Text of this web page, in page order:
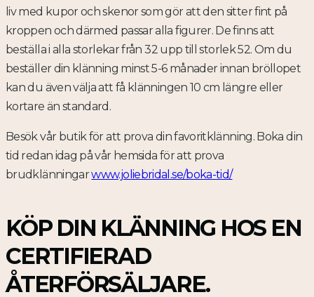
liv med kupor och skenor som gör att den sitter fint på
kroppen och därmed passar alla figurer. De finns att
beställa i alla storlekar från 32 upp till storlek 52. Om du
beställer din klänning minst 5-6 månader innan bröllopet
kan du även välja att få klänningen 10 cm längre eller
kortare än standard.
Besök vår butik för att prova din favoritklänning. Boka din
tid redan idag på vår hemsida för att prova
brudklänningarwww.joliebridal.se/boka-tid/
KÖP DIN KLÄNNING HOS EN
CERTIFIERAD
ÅTERFÖRSÄLJARE.